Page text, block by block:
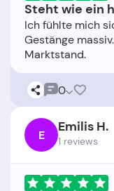
Steht wie ein
Ich fühlte mich
Gestänge
0
E Emilis H.
1 reviews